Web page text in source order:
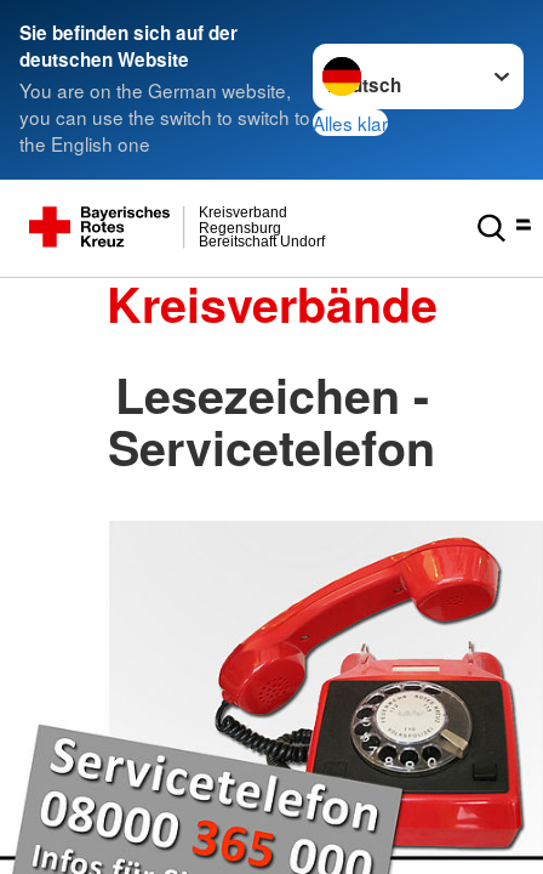
Sie befinden sich auf der
deutschen Website
You are on the German website,
you can use the switch to switch to
the English one
Sprache wechseln zu
Alles klar
Bereitschaft Undorf
Regensburg
Kreisverband
Kreisverbände
Lesezeichen -
Servicetelefon